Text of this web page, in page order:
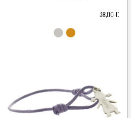
38,00 €